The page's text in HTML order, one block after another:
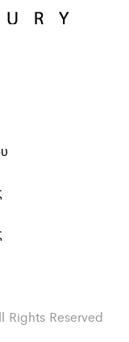
Rights Reserved